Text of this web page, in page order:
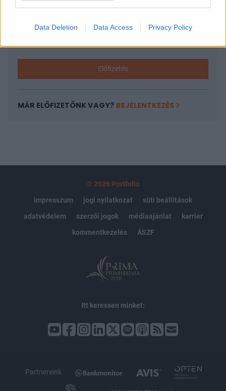
Data Deletion Data Access Privacy Policy
Az előfizetés a következőket tartalmazza:
Kötéslisták: BÉT elmúlt 2 év napon belüli
Előfizetés
MÁR ELŐFIZETŐNK VAGY? BEJELENTKEZÉS
© 2026 Portfolio
impresszum
jogi nyilatkozat
süti beállítások
adatvédelem
szerzői jogok médiaajánlat
karrier
kommentkezelés
ÁSZF
Itt keressen minket:
Partnereink